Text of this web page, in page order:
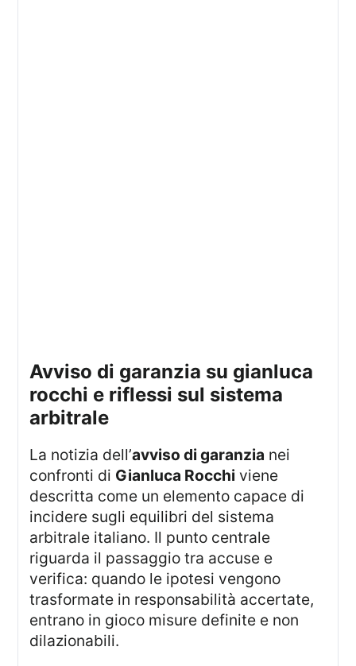
avviso di garanzia su gianluca
rocchi e riflessi sul sistema
arbitrale
La notizia dell’avviso di garanzia nei
confronti di Gianluca Rocchi viene
descritta come un elemento capace di
incidere sugli equilibri del sistema
arbitrale italiano. Il punto centrale
riguarda il passaggio tra accuse e
verifica: quando le ipotesi vengono
trasformate in responsabilità accertate,
entrano in gioco misure definite e non
dilazionabili.